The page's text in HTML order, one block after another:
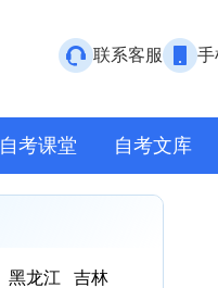
联系客服 手
自考课堂 自考文库
黑龙江 吉林